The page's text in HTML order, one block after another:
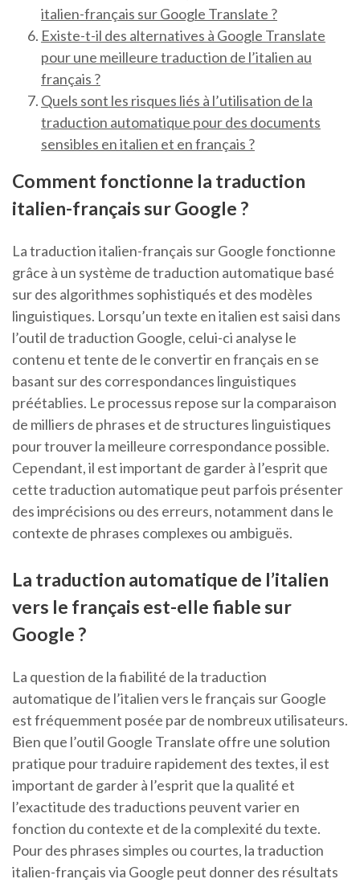
italien-français sur Google Translate ?
Existe-t-il des alternatives à Google Translate
pour une meilleure traduction de l’italien au
français ?
Quels sont les risques liés à l’utilisation de la
traduction automatique pour des documents
sensibles en italien et en français ?
Comment fonctionne la traduction
italien-français sur Google ?
La traduction italien-français sur Google fonctionne
grâce à un système de traduction automatique basé
sur des algorithmes sophistiqués et des modèles
linguistiques. Lorsqu’un texte en italien est saisi dans
l’outil de traduction Google, celui-ci analyse le
contenu et tente de le convertir en français en se
basant sur des correspondances linguistiques
préétablies. Le processus repose sur la comparaison
de milliers de phrases et de structures linguistiques
pour trouver la meilleure correspondance possible.
Cependant, il est important de garder à l’esprit que
cette traduction automatique peut parfois présenter
des imprécisions ou des erreurs, notamment dans le
contexte de phrases complexes ou ambiguës.
La traduction automatique de l’italien
vers le français est-elle fiable sur
Google ?
La question de la fiabilité de la traduction
automatique de l’italien vers le français sur Google
est fréquemment posée par de nombreux utilisateurs.
Bien que l’outil Google Translate offre une solution
pratique pour traduire rapidement des textes, il est
important de garder à l’esprit que la qualité et
l’exactitude des traductions peuvent varier en
fonction du contexte et de la complexité du texte.
Pour des phrases simples ou courtes, la traduction
italien-français via Google peut donner des résultats